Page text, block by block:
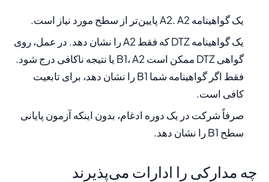
یک گواهینامه A2. A2 پایین‌تر از سطح مورد نیاز است.
یک گواهینامه DTZ که فقط A2 را نشان دهد. در عمل، روی
گواهی DTZ ممکن است B1، A2 یا نتیجه ناکافی درج شود.
فقط اگر گواهینامه شما B1 را نشان دهد، برای تابعیت
کافی است.
صرفاً شرکت در یک دوره ادغام، بدون اینکه آزمون پایانی
سطح B1 را نشان دهد.
چه مدارکی را ادارات می‌پذیرند